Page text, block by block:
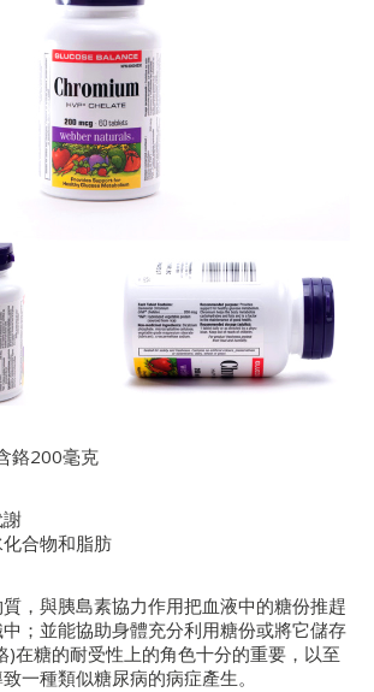
鉻200毫克
合物和脂肪
，與胰島素協力作用把血液中的糖份推趕
；並能協助身體充分利用糖份或將它儲存
)在糖的耐受性上的角色十分的重要，以至
一種類似糖尿病的病症產生。